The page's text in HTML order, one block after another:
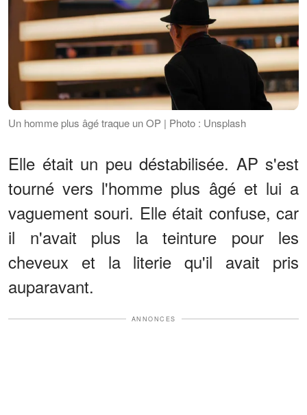
Un homme plus âgé traque un OP | Photo : Unsplash
Elle était un peu déstabilisée. AP s'est
tourné vers l'homme plus âgé et lui a
vaguement souri. Elle était confuse, car
il n'avait plus la teinture pour les
cheveux et la literie qu'il avait pris
auparavant.
ANNONCES